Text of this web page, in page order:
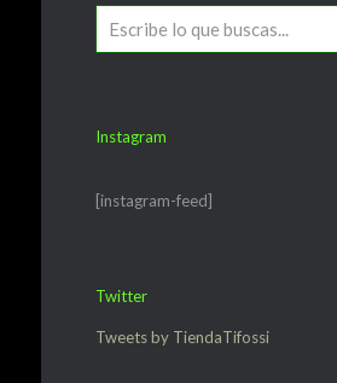
Instagram
[instagram-feed]
Twitter
Tweets by TiendaTifossi